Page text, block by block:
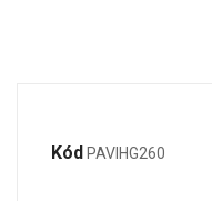
Kód PAVIHG260